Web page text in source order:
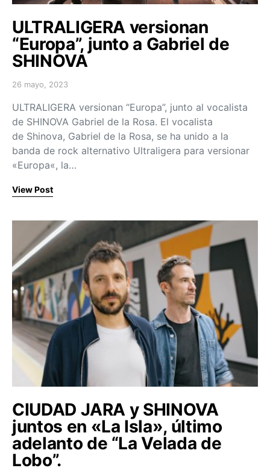
ULTRALIGERA versionan
“Europa”, junto a Gabriel de
SHINOVA
Posted on
26 mayo, 2023
ULTRALIGERA versionan “Europa”, junto al vocalista
de SHINOVA Gabriel de la Rosa. El vocalista
de Shinova, Gabriel de la Rosa, se ha unido a la
banda de rock alternativo Ultraligera para versionar
«Europa«, la…
View Post
CIUDAD JARA y SHINOVA
juntos en «La Isla», último
adelanto de “La Velada de
Lobo”.